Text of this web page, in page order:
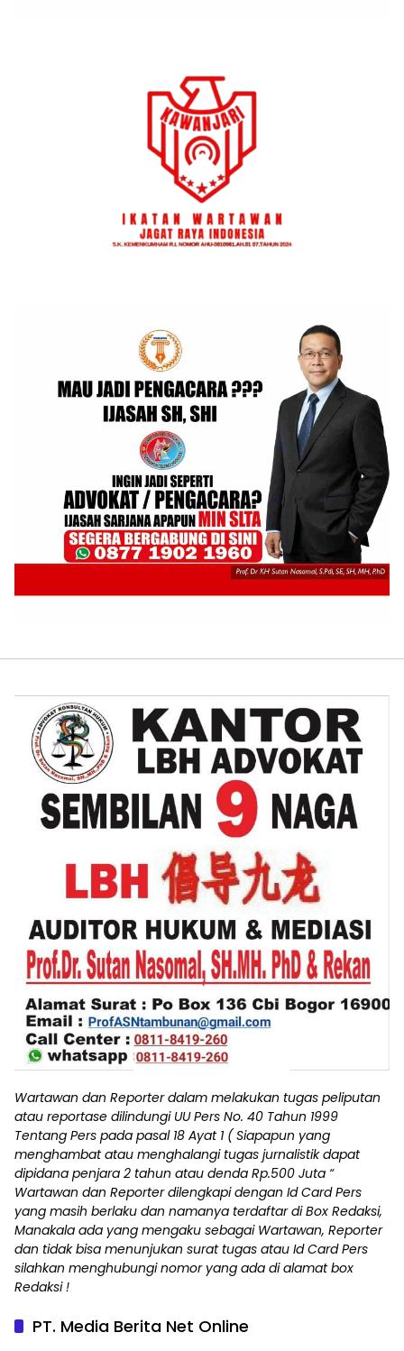
Wartawan dan Reporter dalam melakukan tugas peliputan
atau reportase dilindungi UU Pers No. 40 Tahun 1999
Tentang Pers pada pasal 18 Ayat 1 ( Siapapun yang
menghambat atau menghalangi tugas jurnalistik dapat
dipidana penjara 2 tahun atau denda Rp.500 Juta “
Wartawan dan Reporter dilengkapi dengan Id Card Pers
yang masih berlaku dan namanya terdaftar di Box Redaksi,
Manakala ada yang mengaku sebagai Wartawan, Reporter
dan tidak bisa menunjukan surat tugas atau Id Card Pers
silahkan menghubungi nomor yang ada di alamat box
Redaksi !
PT. Media Berita Net Online